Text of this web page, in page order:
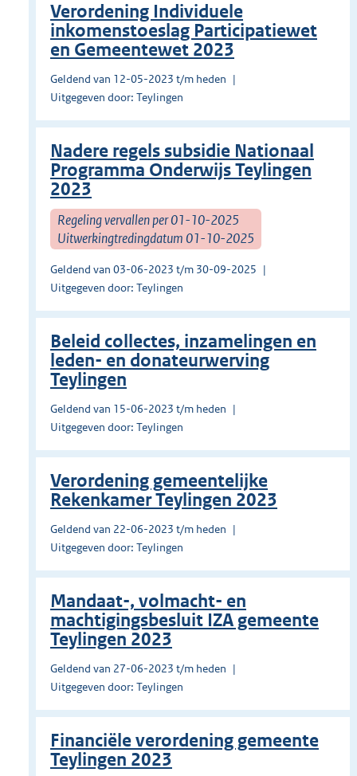
Verordening Individuele
inkomenstoeslag Participatiewet
en Gemeentewet 2023
Geldend van 12-05-2023 t/m heden
Uitgegeven door: Teylingen
Nadere regels subsidie Nationaal
Programma Onderwijs Teylingen
2023
Regeling vervallen per 01-10-2025
Uitwerkingtredingdatum 01-10-2025
Geldend van 03-06-2023 t/m 30-09-2025
Uitgegeven door: Teylingen
Beleid collectes, inzamelingen en
leden- en donateurwerving
Teylingen
Geldend van 15-06-2023 t/m heden
Uitgegeven door: Teylingen
Verordening gemeentelijke
Rekenkamer Teylingen 2023
Geldend van 22-06-2023 t/m heden
Uitgegeven door: Teylingen
Mandaat-, volmacht- en
machtigingsbesluit IZA gemeente
Teylingen 2023
Geldend van 27-06-2023 t/m heden
Uitgegeven door: Teylingen
Financiële verordening gemeente
Teylingen 2023